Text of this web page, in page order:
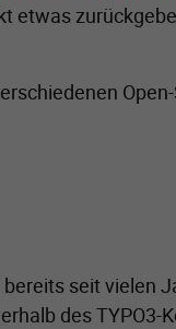
etwas
seit vielen
des